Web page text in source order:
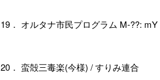
19． オルタナ市民プログラム M-??:
20． 蛮殻三毒楽(今様) / すりみ連合